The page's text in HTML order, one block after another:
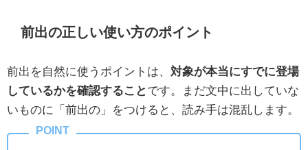
前出の正しい使い方のポイント
前出を自然に使うポイントは、 対象が本当にすでに登場
しているかを確認すること です。まだ文中に出していな
いものに「前出の」をつけると、読み手は混乱します。